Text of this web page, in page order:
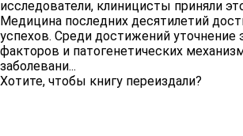
исследователи, клиницисты приняли
Медицина последних десятилетий
успехов. Среди достижений уточнение
факторов и патогенетических
заболевани...
Хотите, чтобы книгу переиздали?